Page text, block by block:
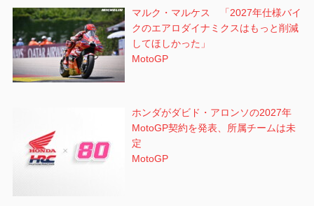
マルク・マルケス 「2027年仕様バイ
クのエアロダイナミクスはもっと削減
してほしかった」
MotoGP
ホンダがダビド・アロンソの2027年
MotoGP契約を発表、所属チームは未
定
MotoGP